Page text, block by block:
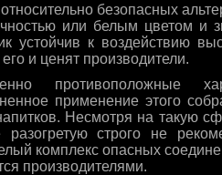
безопасных
или белым цветом и
устойчив к воздействию
и ценят производители.
противоположные
применение этого
Несмотря на такую
разогретую строго не
комплекс опасных
производителями.